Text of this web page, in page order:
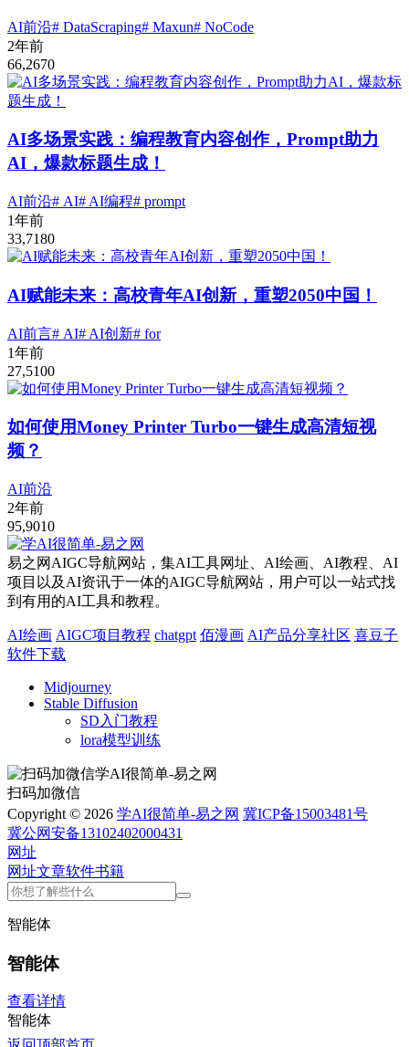
AI前沿# DataScraping# Maxun# NoCode
2年前
66,2670
AI多场景实践：编程教育内容创作，Prompt助力
AI，爆款标题生成！
AI前沿# AI# AI编程# prompt
1年前
33,7180
AI赋能未来：高校青年AI创新，重塑2050中国！
AI前言# AI# AI创新# for
1年前
27,5100
如何使用Money Printer Turbo一键生成高清短视
频？
AI前沿
2年前
95,9010
易之网AIGC导航网站，集AI工具网址、AI绘画、AI教程、AI
项目以及AI资讯于一体的AIGC导航网站，用户可以一站式找
到有用的AI工具和教程。
AI绘画 AIGC项目教程 chatgpt 佰漫画 AI产品分享社区 喜豆子
软件下载
Midjourney
Stable Diffusion
SD入门教程
lora模型训练
扫码加微信
Copyright © 2026 学AI很简单-易之网 冀ICP备15003481号
冀公网安备13102402000431
网址
网址文章软件书籍
智能体
智能体
查看详情
智能体